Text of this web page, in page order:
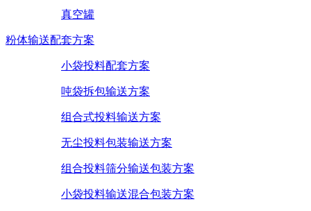
真空罐
粉体输送配套方案
小袋投料配套方案
吨袋拆包输送方案
组合式投料输送方案
无尘投料包装输送方案
组合投料筛分输送包装方案
小袋投料输送混合包装方案